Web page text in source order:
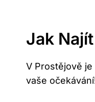
Jak
V Prostějově
vaše